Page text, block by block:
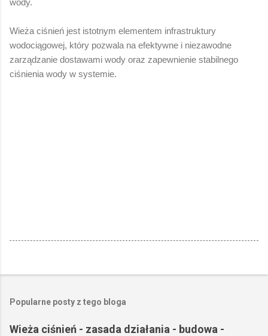
Wieża ciśnień jest istotnym elementem infrastruktury
wodociągowej, który pozwala na efektywne i niezawodne
zarządzanie dostawami wody oraz zapewnienie stabilnego
ciśnienia wody w systemie.
Popularne posty z tego bloga
Wieża ciśnień - zasada działania - budowa -